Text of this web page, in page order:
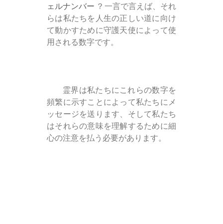
ェルナンバー ？一言で言えば、それ
らは私たちを人生の正しい道に向け
て動かすために守護天使によって使
用される数字です。
霊界は私たちにこれらの数字を
頻繁に示すことによって私たちにメ
ッセージを送ります、そして私たち
はそれらの意味を理解するために細
心の注意を払う必要があります。